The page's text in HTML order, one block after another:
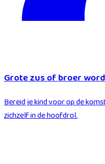
Grote zus of broer
Bereid je kind voor op de
zichzelf in de hoofdrol.